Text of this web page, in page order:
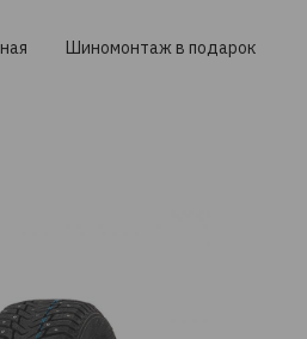
Шиномонтаж в подарок